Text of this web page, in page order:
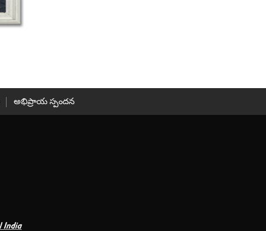
అభిప్రాయ స్పందన